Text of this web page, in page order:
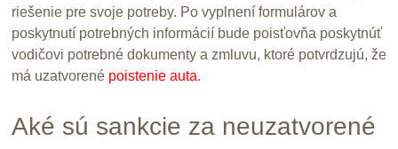
riešenie pre svoje potreby. Po vyplnení formulárov a
poskytnutí potrebných informácií bude poisťovňa poskytnúť
vodičovi potrebné dokumenty a zmluvu, ktoré potvrdzujú, že
má uzatvorené poistenie auta.
Aké sú sankcie za neuzatvorené